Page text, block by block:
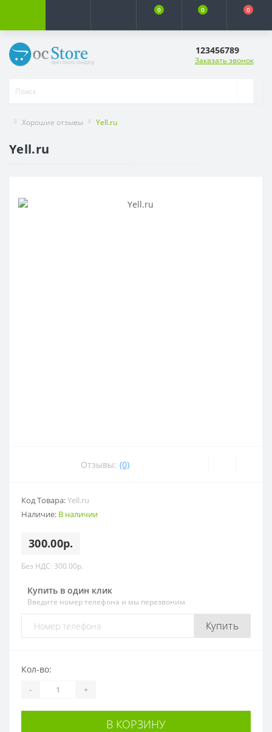
0 0 0
123456789
Заказать звонок
Хорошие отзывы Yell.ru
Yell.ru
Отзывы: (0)
Код Товара:Yell.ru
Наличие: В наличии
300.00р.
Без НДС: 300.00р.
Купить в один клик
Введите номер телефона и мы перезвоним
Купить
Кол-во:
- +
В КОРЗИНУ